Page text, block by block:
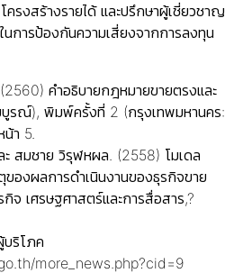
งสร้างรายได้ และปรึกษาผู้เชี่ยวชาญ
การป้องกันความเสี่ยงจากการลงทุน
คําอธิบายกฎหมายขายตรงและ
รณ์), พิมพ์ครั้งที่ 2 (กรุงเทพมหานคร:
า 5.
สมชาย วิรุฬหผล. (2558) โมเดล
ของผลการดำเนินงานของธุรกิจขาย
กิจ เศรษฐศาสตร์และการสื่อสาร,?
ริโภค
more_news.php?cid=9